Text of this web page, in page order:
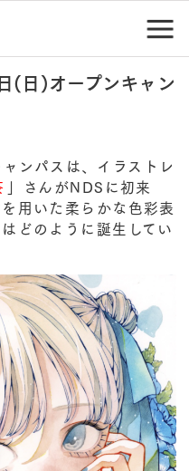
(日)オープンキャン
ンパスは、イラストレ
」さんがNDSに初来
用いた柔らかな色彩表
どのように誕生してい